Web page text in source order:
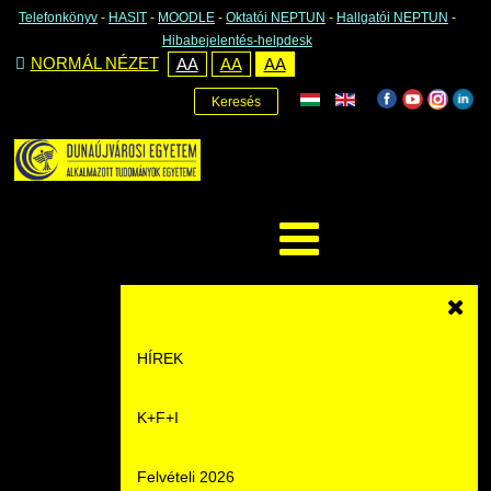
Telefonkönyv - HASIT - MOODLE - Oktatói NEPTUN - Hallgatói NEPTUN -
Hibabejelentés-helpdesk
NORMÁL NÉZET AA AA AA
Keresés
HÍREK
Hírek
Események
K+F+I
Felvételi 2026